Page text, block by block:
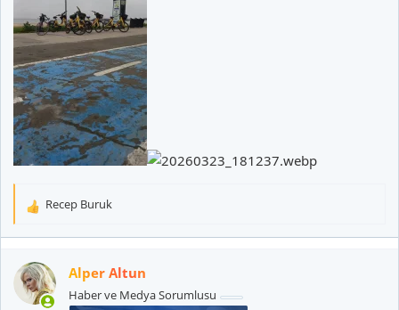
T
k
i
l
Recep Buruk
Alper Altun
Haber ve Medya Sorumlusu